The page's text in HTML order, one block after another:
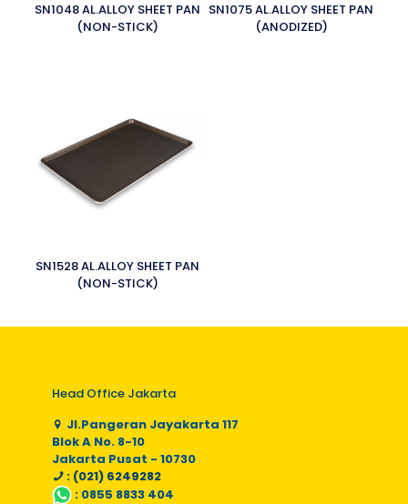
SN1048 AL.ALLOY SHEET PAN
(NON-STICK)
SN1075 AL.ALLOY SHEET PAN
(ANODIZED)
SN1528 AL.ALLOY SHEET PAN
(NON-STICK)
Head Office Jakarta
Jl.Pangeran Jayakarta 117
Blok A No. 8-10
Jakarta Pusat - 10730
: (021) 6249282
: 0855 8833 404